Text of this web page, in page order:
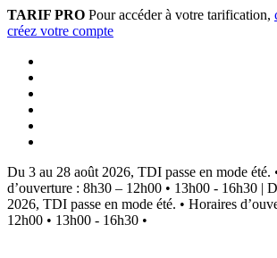
TARIF PRO Pour accéder à votre tarification,
créez votre compte
Du 3 au 28 août 2026, TDI passe en mode été.
d’ouverture : 8h30 – 12h00 • 13h00 - 16h30 |
2026, TDI passe en mode été. • Horaires
12h00 • 13h00 - 16h30 •